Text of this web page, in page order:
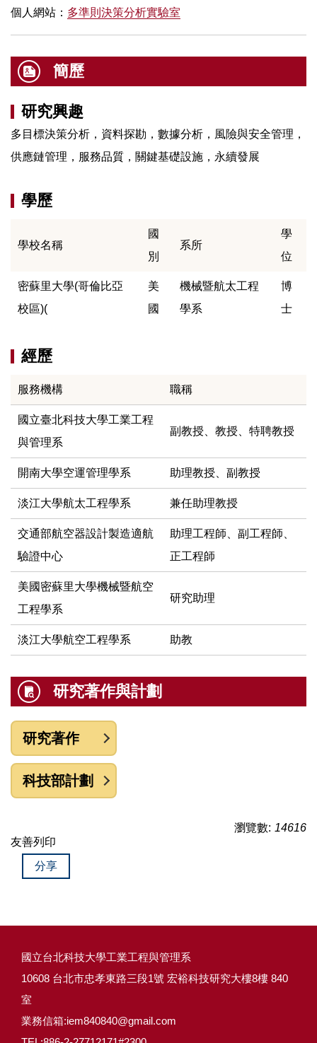
個人網站： 多準則決策分析實驗室
簡歷
研究興趣
多目標決策分析，資料探勘，數據分析，風險與安全管理，
供應鏈管理，服務品質，關鍵基礎設施，永續發展
學歷
學校名稱
國
別
系所
學
位
密蘇里大學(哥倫比亞
校區)(
美
國
機械暨航太工程
學系
博
士
經歷
服務機構 職稱
國立臺北科技大學工業工程
與管理系
副教授、教授、特聘教授
開南大學空運管理學系 助理教授、副教授
淡江大學航太工程學系 兼任助理教授
交通部航空器設計製造適航
驗證中心
助理工程師、副工程師、
正工程師
美國密蘇里大學機械暨航空
工程學系
研究助理
淡江大學航空工程學系 助教
研究著作與計劃
研究著作
科技部計劃
瀏覽數: 14616
友善列印
分享
國立台北科技大學工業工程與管理系
10608 台北市忠孝東路三段1號 宏裕科技研究大樓8樓 840
室
業務信箱:iem840840@gmail.com